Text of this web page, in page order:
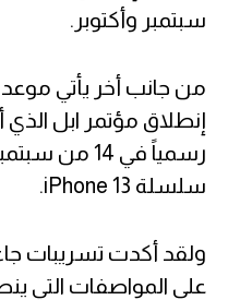
سبتمبر وأكتوبر.
من جانب أخر يأتي
إنطلاق مؤتمر ابل الذي
رسمياً في 14
سلسلة iPhone 13.
ولقد أكدت تسريبات